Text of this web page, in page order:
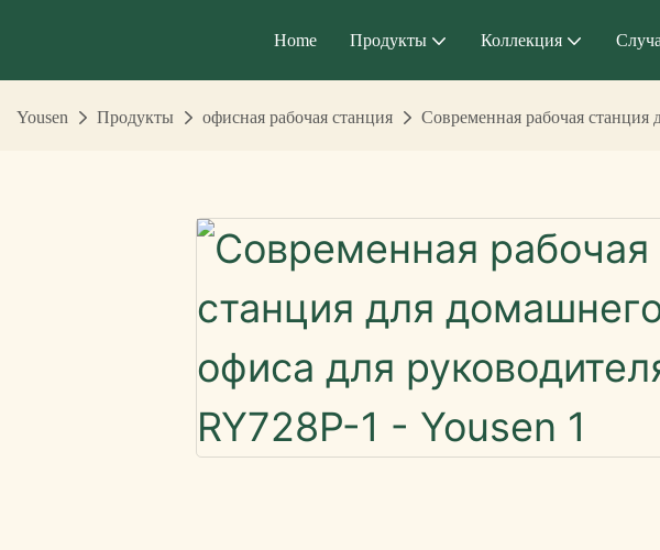
Home Продукты Коллекция
Yousen Продукты офисная рабочая станция Современная рабочая станция